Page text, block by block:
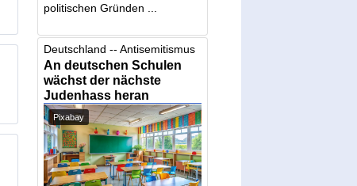
politischen Gründen ...
Deutschland -- Antisemitismus
An deutschen Schulen
wächst der nächste
Judenhass heran
Pixabay